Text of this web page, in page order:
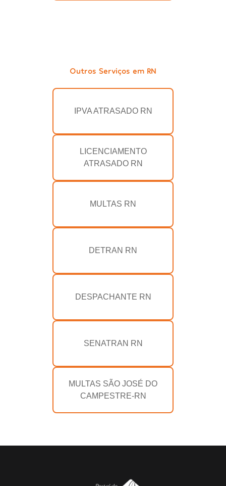
Outros Serviços em RN
IPVA ATRASADO RN
LICENCIAMENTO
ATRASADO RN
MULTAS RN
DETRAN RN
DESPACHANTE RN
SENATRAN RN
MULTAS SÃO JOSÉ DO
CAMPESTRE-RN